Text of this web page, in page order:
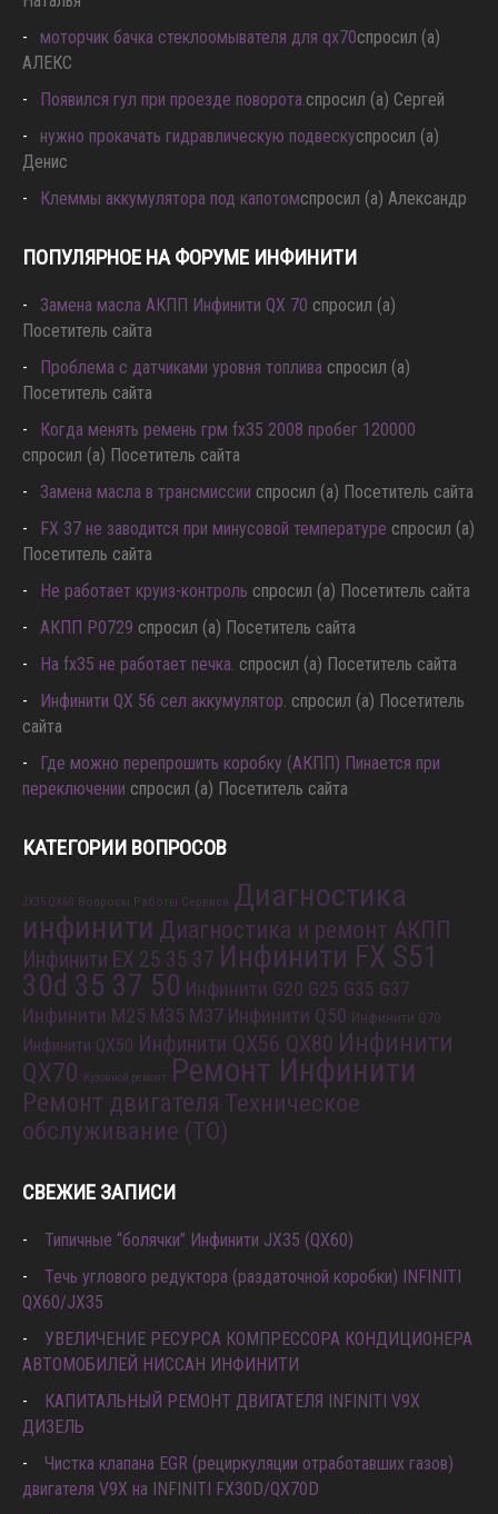
моторчик бачка стеклоомывателя для qx70спросил (а)
АЛЕКС
Появился гул при проезде поворота.спросил (а) Сергей
нужно прокачать гидравлическую подвескуспросил (а)
Денис
Клеммы аккумулятора под капотомспросил (а) Александр
ПОПУЛЯРНОЕ НА ФОРУМЕ ИНФИНИТИ
Замена масла АКПП Инфинити QX 70 спросил (а)
Посетитель сайта
Проблема с датчиками уровня топлива спросил (а)
Посетитель сайта
Когда менять ремень грм fx35 2008 пробег 120000
спросил (а) Посетитель сайта
Замена масла в трансмиссии спросил (а) Посетитель сайта
FX 37 не заводится при минусовой температуре спросил (а)
Посетитель сайта
Не работает круиз-контроль спросил (а) Посетитель сайта
АКПП P0729 спросил (а) Посетитель сайта
Hа fx35 не работает печка. спросил (а) Посетитель сайта
Инфинити QX 56 сел аккумулятор. спросил (а) Посетитель
сайта
Где можно перепрошить коробку (АКПП) Пинается при
переключении спросил (а) Посетитель сайта
КАТЕГОРИИ ВОПРОСОВ
JX35 QX60 Вопросы Работы Сервиса Диагностика
инфинити Диагностика и ремонт АКПП
Инфинити EX 25 35 37 Инфинити FX S51
30d 35 37 50 Инфинити G20 G25 G35 G37
Инфинити M25 M35 M37 Инфинити Q50 Инфинити Q70
Инфинити QX50 Инфинити QX56 QX80 Инфинити
QX70
Кузовной ремонт Ремонт Инфинити
Ремонт двигателя Техническое
обслуживание (ТО)
СВЕЖИЕ ЗАПИСИ
Типичные “болячки” Инфинити JX35 (QX60)
Течь углового редуктора (раздаточной коробки) INFINITI
QX60/JX35
УВЕЛИЧЕНИЕ РЕСУРСА КОМПРЕССОРА КОНДИЦИОНЕРА
АВТОМОБИЛЕЙ НИССАН ИНФИНИТИ
КАПИТАЛЬНЫЙ РЕМОНТ ДВИГАТЕЛЯ INFINITI V9X
ДИЗЕЛЬ
Чистка клапана EGR (рециркуляции отработавших газов)
двигателя V9X на INFINITI FX30D/QX70D